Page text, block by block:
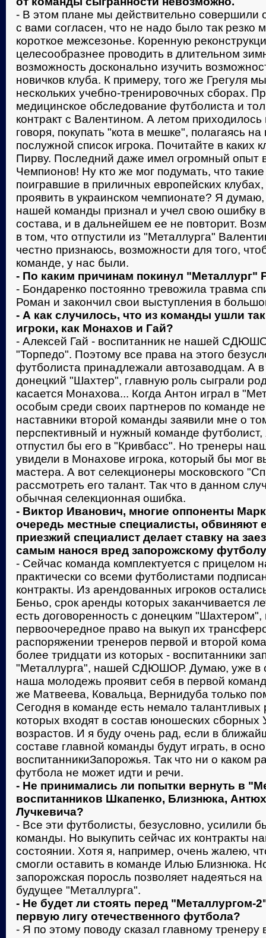
- В этом плане мы действительно совершили
с вами согласен, что не надо было так резко
короткое межсезонье. Коренную
целесообразнее проводить в длительном
возможность досконально изучить
новичков клуба. К примеру, того же Грегуля
нескольких учебно-тренировочных сборах.
медицинское обследование футболиста и
контракт с Валентином. А летом приходилось
говоря, покупать "кота в мешке", полагаясь
послужной список игрока. Почитайте в каких
Пирву. Последний даже имел огромный опыт
Чемпионов! Ну кто же мог подумать, что
поигравшие в приличных европейских
проявить в украинском чемпионате? Я
нашей команды признал и учел свою ошибку
состава, и в дальнейшем ее не повторит.
в том, что отпустили из "Металлурга"
честно признаюсь, возможности для того,
команде, у нас были.
- По каким причинам покинул "Металлург"
- Бондаренко постоянно тревожила травма
Роман и закончил свои выступления в
- А как случилось, что из команды ушли
игроки, как Монахов и Гай?
- Алексей Гай - воспитанник не нашей
"Торпедо". Поэтому все права на этого
футболиста принадлежали автозаводцам. А
донецкий "Шахтер", главную роль сыграли
касается Монахова... Когда Антон играл в
особым среди своих партнеров по команде
наставники второй команды заявили мне о
перспективный и нужный команде футболист,
отпустил бы его в "Кривбасс". Но тренеры
увидели в Монахове игрока, который бы мог
мастера. А вот селекционеры московского
рассмотреть его талант. Так что в данном
обычная селекционная ошибка.
- Виктор Иванович, многие оппоненты
очередь местные специалисты, обвиняют
приезжий специалист делает ставку на
самым нанося вред запорожскому
- Сейчас команда комплектуется с прицелом
практически со всеми футболистами
контракты. Из арендованных игроков
Беньо, срок аренды которых заканчивается
есть договоренность с донецким
первоочередное право на выкуп их
распоряжении тренеров первой и второй
более тридцати из которых - воспитанники
"Металлурга", нашей СДЮШОР. Думаю, уже в
наша молодежь проявит себя в первой
же Матвеева, Ковальца, Вернидуба только
Сегодня в команде есть немало талантливых
которых входят в состав юношеских сборных
возрастов. И я буду очень рад, если в
составе главной команды будут играть, в
воспитанникиЗапорожья. Так что ни о каком
футбола не может идти и речи.
- Не принимались ли попытки вернуть в
воспитанников Шкапенко, Близнюка,
Лучкевича?
- Все эти футболисты, безусловно, усилили
команды. Но выкупить сейчас их контракты
состоянии. Хотя я, например, очень жалею,
смогли оставить в команде Илью Близнюка.
запорожская поросль позволяет надеяться
будущее "Металлурга".
- Не будет ли стоять перед "Металлургом-
первую лигу отечественного футбола?
- Я по этому поводу сказал главному тренеру